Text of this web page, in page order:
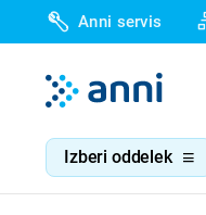
Anni servis
Izberi oddelek